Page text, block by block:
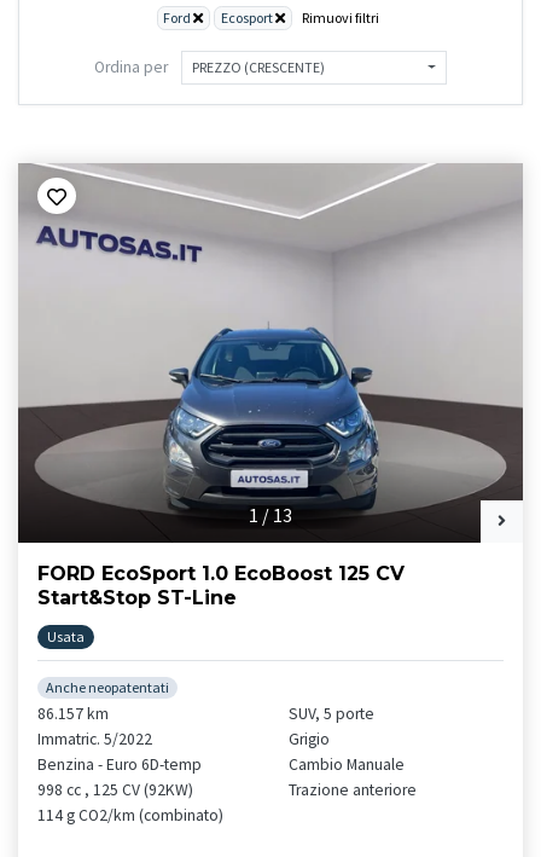
Ford Ecosport Rimuovi filtri
Ordina per PREZZO (CRESCENTE)
1 / 13
FORD EcoSport 1.0 EcoBoost 125 CV
Start&Stop ST-Line
Usata
Anche neopatentati
86.157 km
Immatric. 5/2022
Benzina - Euro 6D-temp
998 cc , 125 CV (92KW)
114 g CO2/km (combinato)
SUV, 5 porte
Grigio
Cambio Manuale
Trazione anteriore